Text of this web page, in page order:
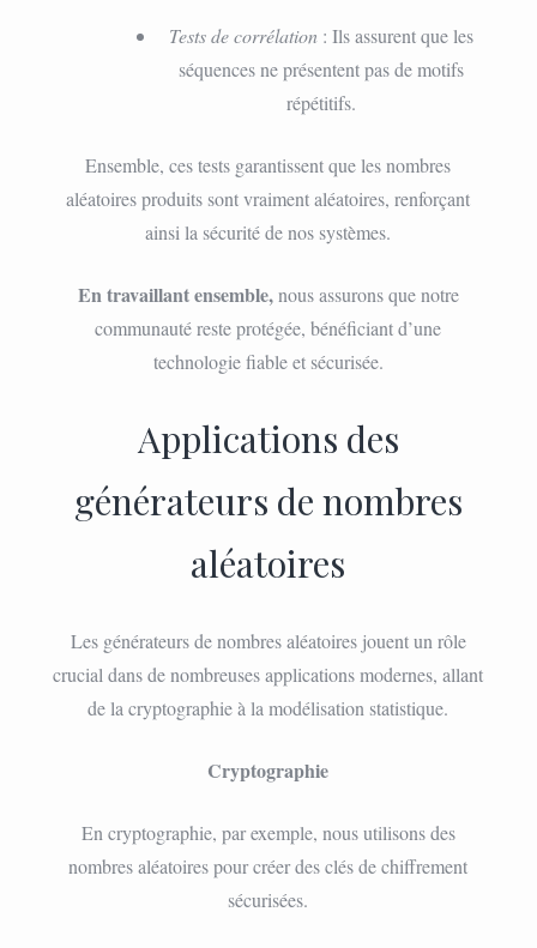
Tests de corrélation: Ils assurent que les
séquences ne présentent pas de motifs
répétitifs.
Ensemble, ces tests garantissent que les nombres
aléatoires produits sont vraiment aléatoires, renforçant
ainsi la sécurité de nos systèmes.
En travaillant ensemble,nous assurons que notre
communauté reste protégée, bénéficiant d’une
technologie fiable et sécurisée.
Applications des
générateurs de nombres
aléatoires
Les générateurs de nombres aléatoires jouent un rôle
crucial dans de nombreuses applications modernes, allant
de la cryptographie à la modélisation statistique.
Cryptographie
En cryptographie, par exemple, nous utilisons des
nombres aléatoires pour créer des clés de chiffrement
sécurisées.